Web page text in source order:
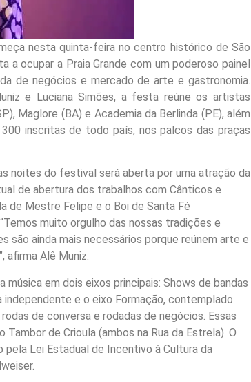
nesta quinta-feira no centro histórico de São
a ocupar a Praia Grande com um poderoso painel
de negócios e mercado de arte e gastronomia.
e Luciana Simões, a festa reúne os artistas
Maglore (BA) e Academia da Berlinda (PE), além
inscritas de todo país, nos palcos das praças
noites do festival será aberta por uma atração da
de abertura dos trabalhos com Cânticos e
de Mestre Felipe e o Boi de Santa Fé
muito orgulho das nossas tradições e
ainda mais necessários porque reúnem arte e
afirma Alê Muniz.
em dois eixos principais: Shows de bandas
e o eixo Formação, contemplado
de conversa e rodadas de negócios. Essas
de Crioula (ambos na Rua da Estrela). O
Lei Estadual de Incentivo à Cultura da